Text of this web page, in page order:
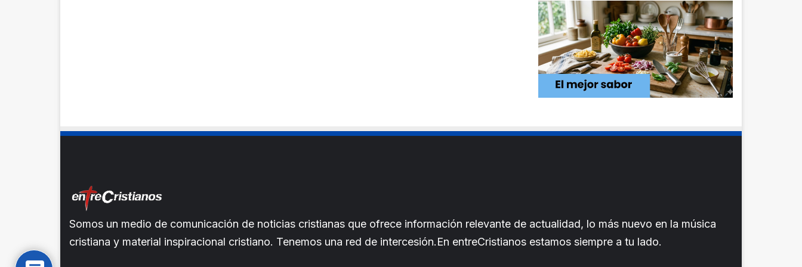
Somos un medio de comunicación de noticias cristianas que ofrece información relevante de actualidad, lo más nuevo en la música
cristiana y material inspiracional cristiano. Tenemos una red de intercesión.En entreCristianos estamos siempre a tu lado.